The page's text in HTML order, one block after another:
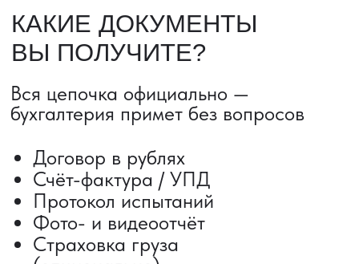
ДОСТАВКА ТОВАРОВ ИЗ КИТАЯ
Сроки от 5 дней
Авиадоставка
Сборный груз
Железнодорожные перевозки
Автогрузоперевозки
Контейнерные перевозки
Доставка образцов
Получить консультацию